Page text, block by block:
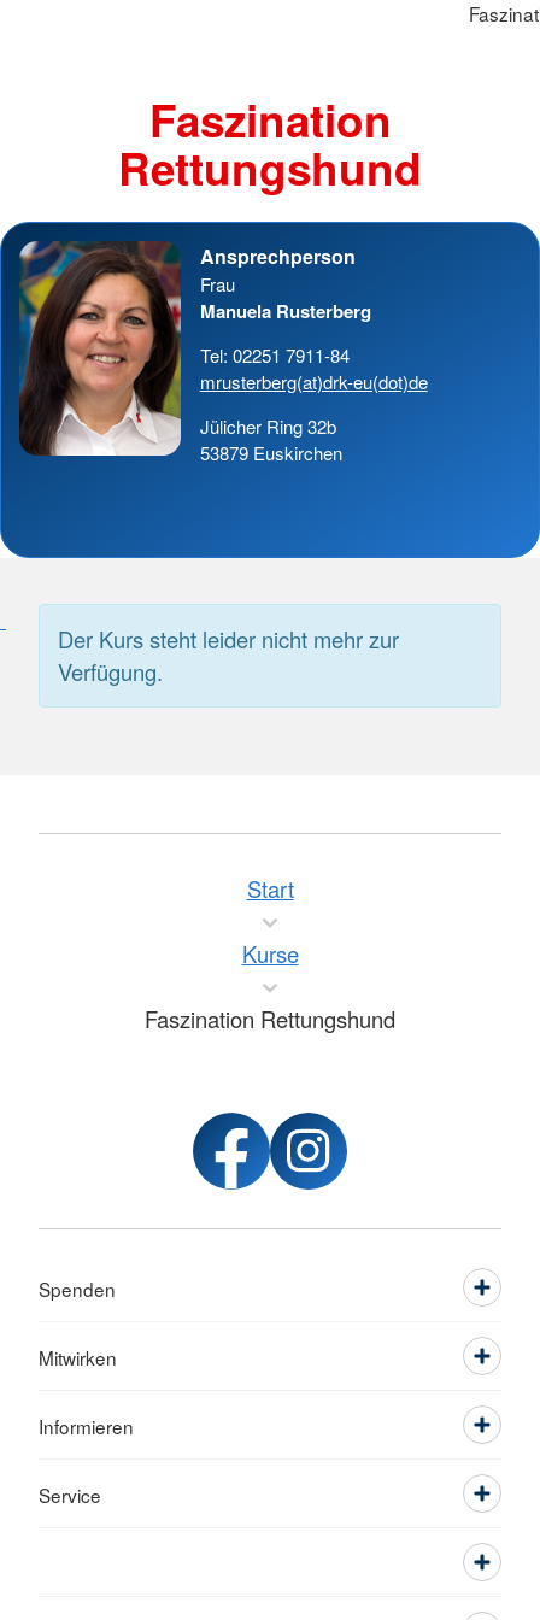
Faszination
Rettungshund
Ansprechperson
Frau
Manuela Rusterberg
Tel: 02251 7911-84
mrusterberg(at)drk-eu(dot)de
Jülicher Ring 32b
53879 Euskirchen
Der Kurs steht leider nicht mehr zur
Verfügung.
Start
Kurse
Faszination Rettungshund
Spenden
Mitwirken
Informieren
Service